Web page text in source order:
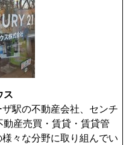
ス
駅の不動産会社、センチ
産売買・賃貸・賃貸管
々な分野に取り組んでい